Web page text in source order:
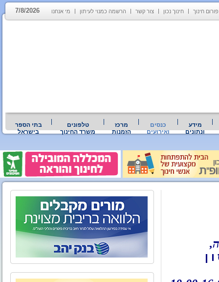
פורום חינוך חינוך נכון צור קשר הרשמה כמנוי לעיתון מי אנחנו 7/8/2026
מידע
ונתונים
כנסים
ואירועים
מרכז
הזמנות
טלפונים
משרד החינוך
בתי הספר
בישראל
ן